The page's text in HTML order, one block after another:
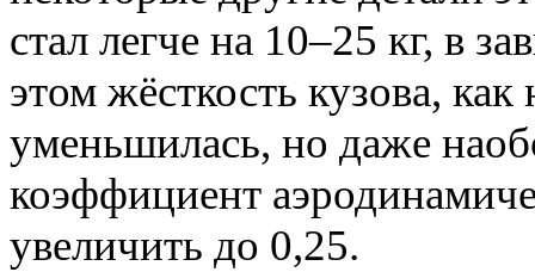
стал легче на 10–25 кг, в
этом жёсткость кузова,
уменьшилась, но даже
коэффициент
увеличить до 0,25.